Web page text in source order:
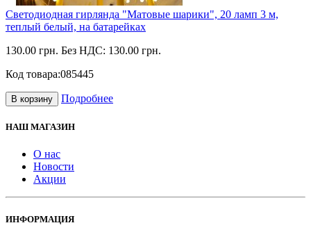
Светодиодная гирлянда "Матовые шарики", 20 ламп 3 м,
теплый белый, на батарейках
130.00 грн. Без НДС: 130.00 грн.
Код товара:085445
В корзину Подробнее
НАШ МАГАЗИН
О нас
Новости
Акции
ИНФОРМАЦИЯ